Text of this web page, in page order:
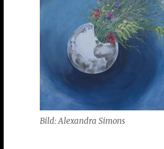
Bild: Alexandra Simons